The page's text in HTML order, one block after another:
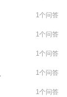
1个问答
1个问答
1个问答
1个问答
1个问答